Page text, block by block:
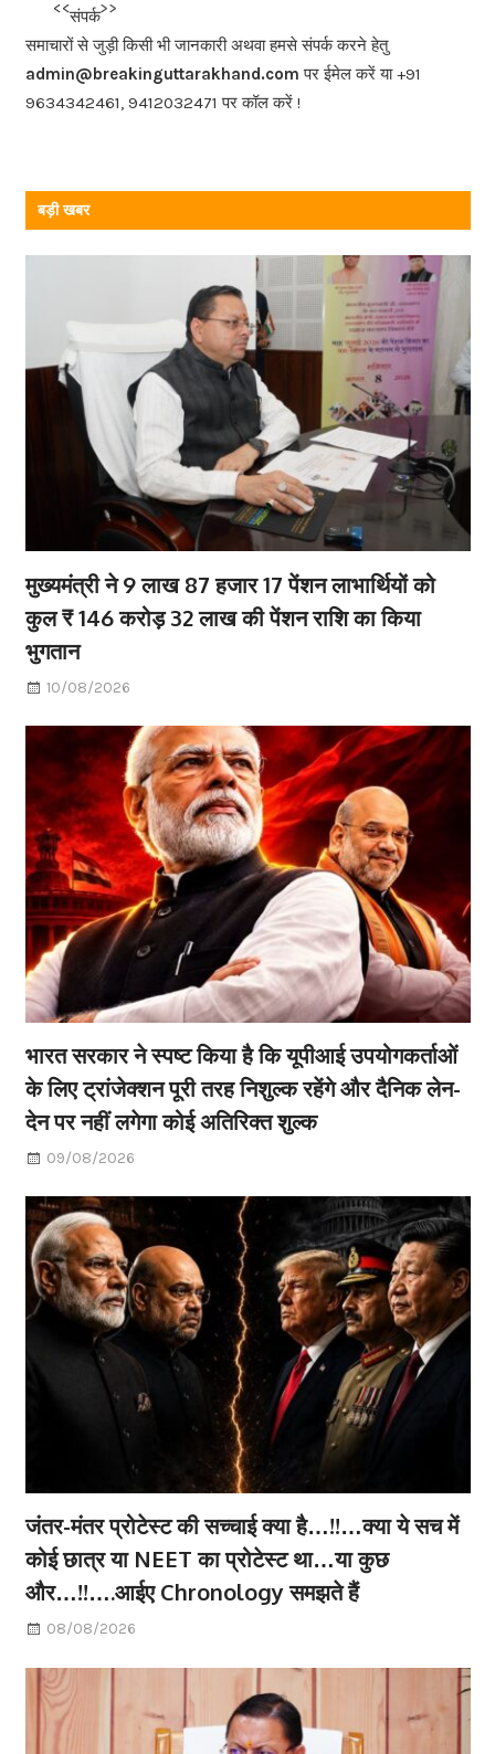
o
o
k
<<<
संपर्क
>>>
समाचारों से जुड़ी किसी भी जानकारी अथवा हमसे संपर्क करने हेतु
admin@breakinguttarakhand.com पर ईमेल करें या +91
9634342461, 9412032471 पर कॉल करें !
बड़ी खबर
मुख्यमंत्री ने 9 लाख 87 हजार 17 पेंशन लाभार्थियों को
कुल ₹ 146 करोड़ 32 लाख की पेंशन राशि का किया
भुगतान
10/08/2026
भारत सरकार ने स्पष्ट किया है कि यूपीआई उपयोगकर्ताओं
के लिए ट्रांजेक्शन पूरी तरह निशुल्क रहेंगे और दैनिक लेन-
देन पर नहीं लगेगा कोई अतिरिक्त शुल्क
09/08/2026
जंतर-मंतर प्रोटेस्ट की सच्चाई क्या है…!!…क्या ये सच में
कोई छात्र या NEET का प्रोटेस्ट था…या कुछ
और…!!….आईए Chronology समझते हैं
08/08/2026